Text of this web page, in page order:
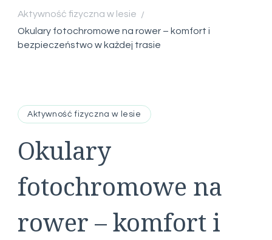
Aktywność fizyczna w lesie /
Okulary fotochromowe na rower – komfort i
bezpieczeństwo w każdej trasie
Aktywność fizyczna w lesie
Okulary
fotochromowe na
rower – komfort i